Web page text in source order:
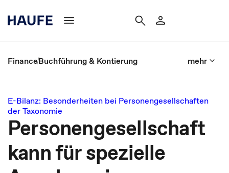
FinanceBuchführung & Kontierung mehr
E-Bilanz: Besonderheiten bei Personengesellschaften
der Taxonomie
Personengesellschaft
kann für spezielle